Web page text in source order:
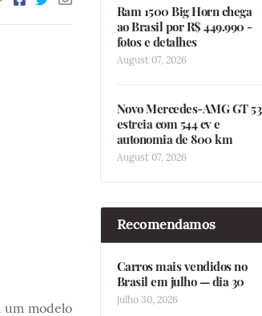
um modelo
Ram 1500 Big Horn chega
ao Brasil por R$ 449.990 -
fotos e detalhes
August 07, 2026
Novo Mercedes-AMG GT 53
estreia com 544 cv e
autonomia de 800 km
August 07, 2026
Recomendamos
Carros mais vendidos no
Brasil em julho — dia 30
julho 30, 2026